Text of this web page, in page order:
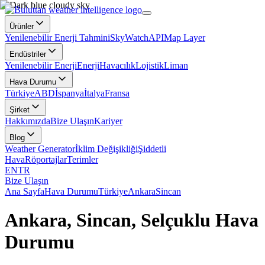
Ürünler
Yenilenebilir Enerji TahminiSkyWatchAPIMap Layer
Endüstriler
Yenilenebilir EnerjiEnerjiHavacılıkLojistikLiman
Hava Durumu
TürkiyeABDİspanyaİtalyaFransa
Şirket
HakkımızdaBize UlaşınKariyer
Blog
Weather Generatorİklim DeğişikliğiŞiddetli
HavaRöportajlarTerimler
ENTR
Bize Ulaşın
Ana SayfaHava DurumuTürkiyeAnkaraSincan
Ankara, Sincan, Selçuklu Hava
Durumu